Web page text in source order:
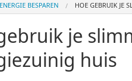
ENERGIE BESPAREN HOE GEBRUIK JE
je
huis